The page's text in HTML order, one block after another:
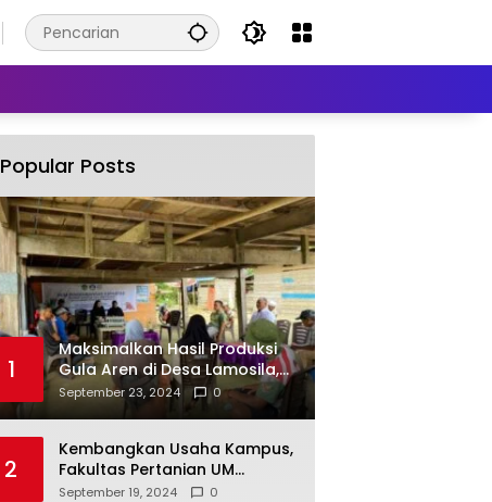
Popular Posts
1
Maksimalkan Hasil Produksi
Gula Aren di Desa Lamosila,
UM Kendari Berikan Bantuan
Alat Produksi Modern
September 23, 2024 0
2
Kembangkan Usaha Kampus,
Fakultas Pertanian UM
Kendari Optimalkan
September 19, 2024 0